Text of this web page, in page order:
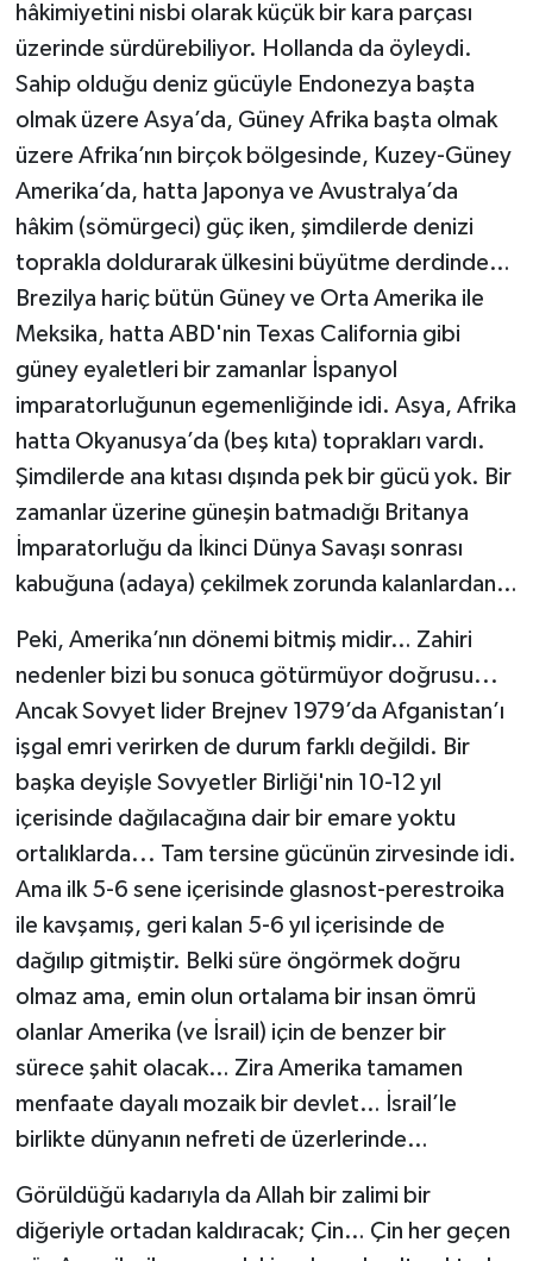
hâkimiyetini nisbi olarak küçük bir kara parçası
üzerinde sürdürebiliyor. Hollanda da öyleydi.
Sahip olduğu deniz gücüyle Endonezya başta
olmak üzere Asya’da, Güney Afrika başta olmak
üzere Afrika’nın birçok bölgesinde, Kuzey-Güney
Amerika’da, hatta Japonya ve Avustralya’da
hâkim (sömürgeci) güç iken, şimdilerde denizi
toprakla doldurarak ülkesini büyütme derdinde…
Brezilya hariç bütün Güney ve Orta Amerika ile
Meksika, hatta ABD'nin Texas California gibi
güney eyaletleri bir zamanlar İspanyol
imparatorluğunun egemenliğinde idi. Asya, Afrika
hatta Okyanusya’da (beş kıta) toprakları vardı.
Şimdilerde ana kıtası dışında pek bir gücü yok. Bir
zamanlar üzerine güneşin batmadığı Britanya
İmparatorluğu da İkinci Dünya Savaşı sonrası
kabuğuna (adaya) çekilmek zorunda kalanlardan…
Peki, Amerika’nın dönemi bitmiş midir… Zahiri
nedenler bizi bu sonuca götürmüyor doğrusu...
Ancak Sovyet lider Brejnev 1979’da Afganistan’ı
işgal emri verirken de durum farklı değildi. Bir
başka deyişle Sovyetler Birliği'nin 10-12 yıl
içerisinde dağılacağına dair bir emare yoktu
ortalıklarda... Tam tersine gücünün zirvesinde idi.
Ama ilk 5-6 sene içerisinde glasnost-perestroika
ile kavşamış, geri kalan 5-6 yıl içerisinde de
dağılıp gitmiştir. Belki süre öngörmek doğru
olmaz ama, emin olun ortalama bir insan ömrü
olanlar Amerika (ve İsrail) için de benzer bir
sürece şahit olacak… Zira Amerika tamamen
menfaate dayalı mozaik bir devlet… İsrail’le
birlikte dünyanın nefreti de üzerlerinde…
Görüldüğü kadarıyla da Allah bir zalimi bir
diğeriyle ortadan kaldıracak; Çin… Çin her geçen